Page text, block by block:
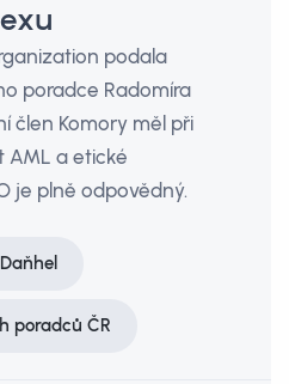
podala
poradce Radomíra
člen Komory měl při
AML a etické
je plně odpovědný.
poradců ČR